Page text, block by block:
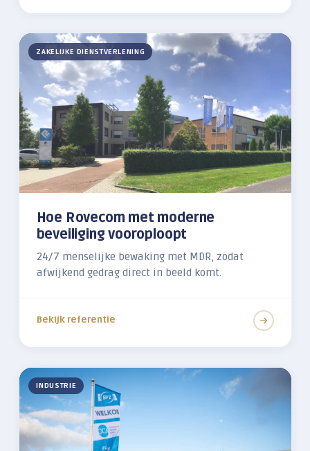
ZAKELIJKE DIENSTVERLENING
Hoe Rovecom met moderne
beveiliging vooroploopt
24/7 menselijke bewaking met MDR, zodat
afwijkend gedrag direct in beeld komt.
Bekijk referentie
INDUSTRIE